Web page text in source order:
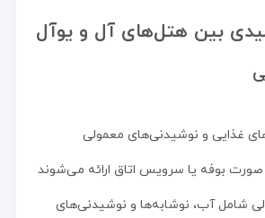
بین هتل‌های آل و یوآل
غذایی و نوشیدنی‌های معمولی
بوفه یا سرویس اتاق ارائه می‌شوند
شامل آب، نوشابه‌ها و نوشیدنی‌های